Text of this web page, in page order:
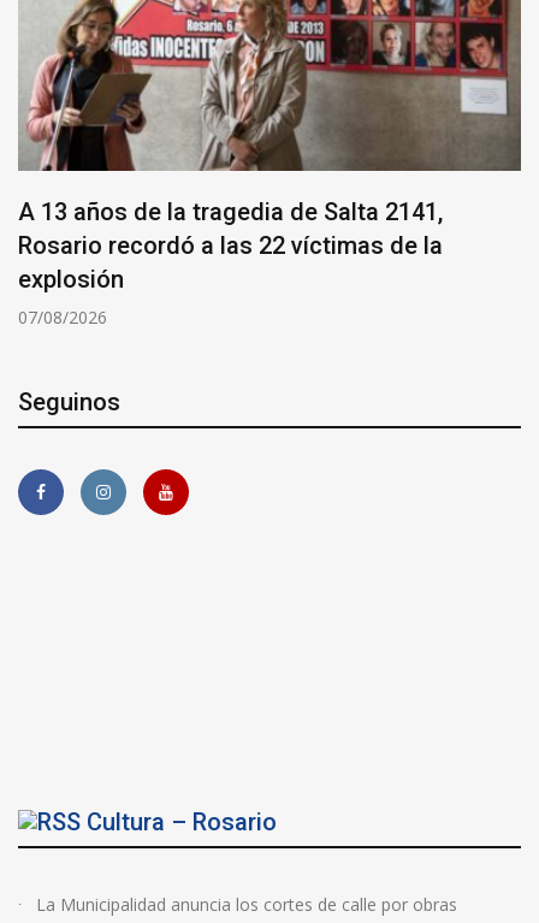
A 13 años de la tragedia de Salta 2141,
Rosario recordó a las 22 víctimas de la
explosión
07/08/2026
Seguinos
Cultura – Rosario
La Municipalidad anuncia los cortes de calle por obras